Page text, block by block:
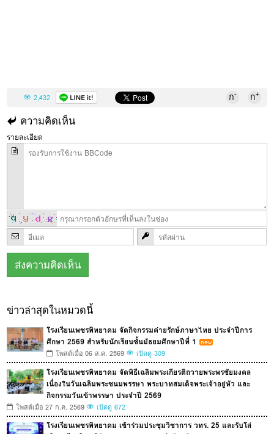
2,432 ก- ก+
ความคิดเห็น
รายละเอียด
ข่าวล่าสุดในหมวดนี้
โรงเรียนเพชรพิทยาคม จัดกิจกรรมค่ายรักษ์ภาษาไทย ประจำปีการ
ศึกษา 2569 สำหรับนักเรียนชั้นมัธยมศึกษาปีที่ 1
โพสต์เมื่อ 06 ส.ค. 2569 เปิดดู 309
โรงเรียนเพชรพิทยาคม จัดพิธีเฉลิมพระเกียรติถวายพระพรชัยมงคล
เนื่องในวันเฉลิมพระชนมพรรษา พระบาทสมเด็จพระเจ้าอยู่หัว และ
กิจกรรมวันเข้าพรรษา ประจำปี 2569
โพสต์เมื่อ 27 ก.ค. 2569 เปิดดู 672
โรงเรียนเพชรพิทยาคม เข้าร่วมประชุมวิชาการ วทร. 25 และรับโล่